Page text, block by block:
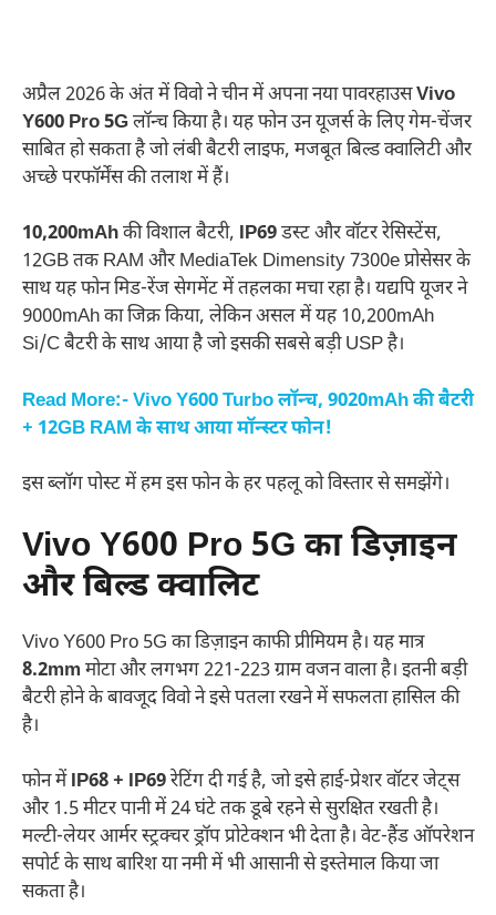
अप्रैल 2026 के अंत में विवो ने चीन में अपना नया पावरहाउसVivo
Y600 Pro 5Gलॉन्च किया है। यह फोन उन यूजर्स के लिए गेम-चेंजर
साबित हो सकता है जो लंबी बैटरी लाइफ, मजबूत बिल्ड क्वालिटी और
अच्छे परफॉर्मेंस की तलाश में हैं।
10,200mAhकी विशाल बैटरी, IP69डस्ट और वॉटर रेसिस्टेंस,
12GB तक RAM और MediaTek Dimensity 7300e प्रोसेसर के
साथ यह फोन मिड-रेंज सेगमेंट में तहलका मचा रहा है। यद्यपि यूजर ने
9000mAh का जिक्र किया, लेकिन असल में यह 10,200mAh
Si/C बैटरी के साथ आया है जो इसकी सबसे बड़ी USP है।
Read More:- Vivo Y600 Turbo लॉन्च, 9020mAh की बैटरी
+ 12GB RAM के साथ आया मॉन्स्टर फोन!
इस ब्लॉग पोस्ट में हम इस फोन के हर पहलू को विस्तार से समझेंगे।
Vivo Y600 Pro 5G का डिज़ाइन
और बिल्ड क्वालिट
Vivo Y600 Pro 5G का डिज़ाइन काफी प्रीमियम है। यह मात्र
8.2mm मोटा और लगभग 221-223 ग्राम वजन वाला है। इतनी बड़ी
बैटरी होने के बावजूद विवो ने इसे पतला रखने में सफलता हासिल की
है।
फोन मेंIP68 + IP69रेटिंग दी गई है, जो इसे हाई-प्रेशर वॉटर जेट्स
और 1.5 मीटर पानी में 24 घंटे तक डूबे रहने से सुरक्षित रखती है।
मल्टी-लेयर आर्मर स्ट्रक्चर ड्रॉप प्रोटेक्शन भी देता है। वेट-हैंड ऑपरेशन
सपोर्ट के साथ बारिश या नमी में भी आसानी से इस्तेमाल किया जा
सकता है।